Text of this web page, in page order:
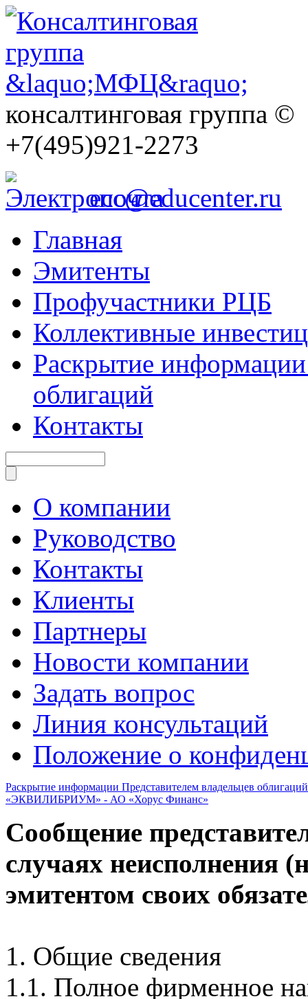
консалтинговая группа ©
+7(495)921-2273
ecc@educenter.ru
Главная
Эмитенты
Профучастники РЦБ
Коллективные
Раскрытие информации
облигаций
Контакты
О компании
Руководство
Контакты
Клиенты
Партнеры
Новости компании
Задать вопрос
Линия консультаций
Положение о
Раскрытие информации Представителем владельцев облигаций
«ЭКВИЛИБРИУМ» - АО «Хорус Финанс»
Сообщение
случаях неисполнения
эмитентом своих
1. Общие сведения
1.1. Полное фирменное